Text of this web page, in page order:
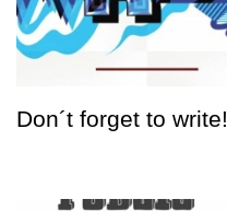
Don´t forget to write!